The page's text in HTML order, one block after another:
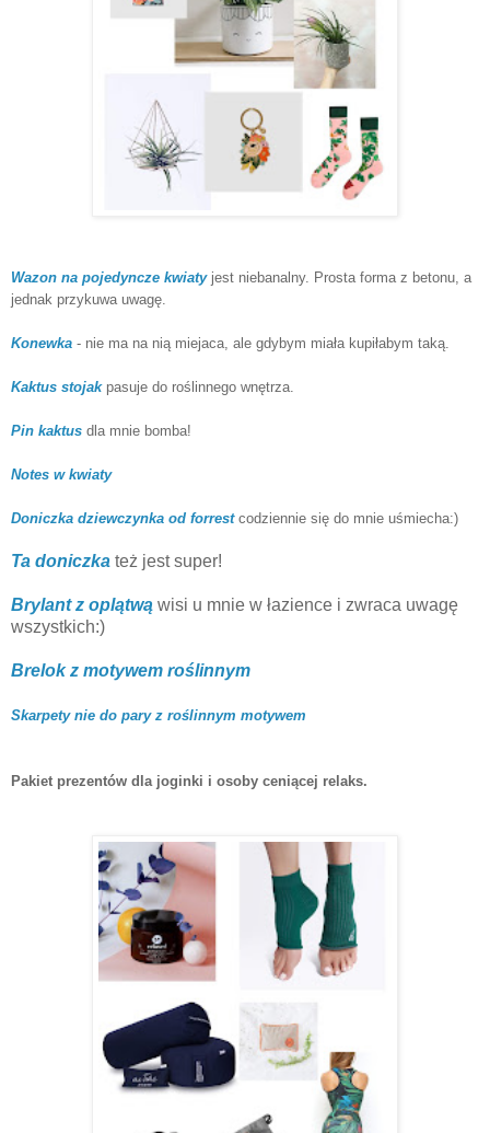
Wazon na pojedyncze kwiatyjest niebanalny. Prosta forma z betonu, a
jednak przykuwa uwagę.
Konewka - nie ma na nią miejaca, ale gdybym miała kupiłabym taką.
Kaktus stojakpasuje do roślinnego wnętrza.
Pin kaktus dla mnie bomba!
Notes w kwiaty
Doniczka dziewczynka od forrest codziennie się do mnie uśmiecha:)
Ta doniczka też jest super!
Brylant z oplątwą wisi u mnie w łazience i zwraca uwagę
wszystkich:)
Brelok z motywem roślinnym
Skarpety nie do pary z roślinnym motywem
Pakiet prezentów dla joginki i osoby ceniącej relaks.